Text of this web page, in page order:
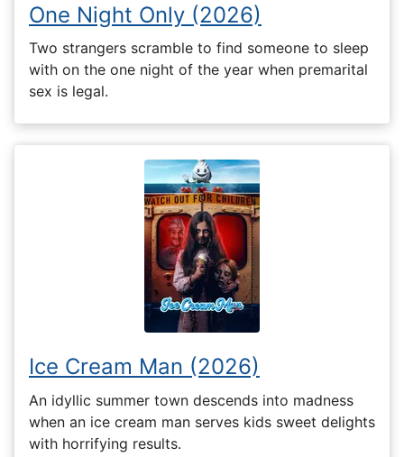
One Night Only (2026)
Two strangers scramble to find someone to sleep
with on the one night of the year when premarital
sex is legal.
Ice Cream Man (2026)
An idyllic summer town descends into madness
when an ice cream man serves kids sweet delights
with horrifying results.